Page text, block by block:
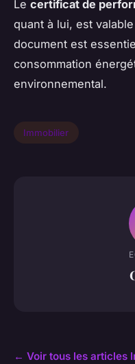
Le certificat de
quant à lui, est valable
document est
consommation
environnemental.
Immobilier
← Voir tous les articles